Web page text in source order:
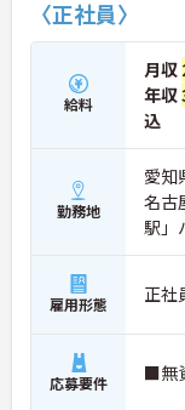
【これまでの経験
です】
ると1資格につき
算されます。
・ケアマネジャー
【最先端のDX導入
づくケアにより、
担を大きく軽減し
・業務の効率化に
度と少なく、体力
向き合えます。
〈正社員〉
給料
月収
年収
込
勤務地
愛知
名古
駅」
雇用形態 正社
応募要件 ■無